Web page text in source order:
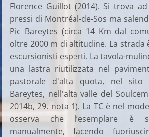
Florence Guillot (2014). Si trova
pressi di Montréal-de-Sos ma
Pic Bareytes (circa 14 Km dal
oltre 2000 m di altitudine. La strada
escursionisti esperti. La tavola-
una lastra riutilizzata nel
pastorale d'alta quota, nel sito
Bareytes, nell'alta valle del
2014b, 29. nota 1). La TC è nel
osserva che l’esemplare è
manualmente, facendo